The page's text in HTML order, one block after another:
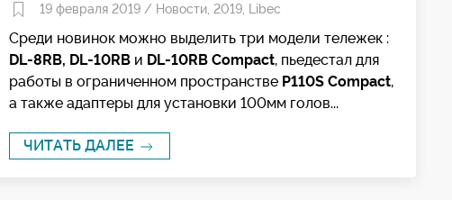
19 февраля 2019 / Новости, 2019, Libec
Среди новинок можно выделить три модели тележек :
DL-8RB, DL-10RBи DL-10RB Compact, пьедестал для
работы в ограниченном пространстве P110S Compact,
а также адаптеры для установки 100мм голов...
ЧИТАТЬ ДАЛЕЕ